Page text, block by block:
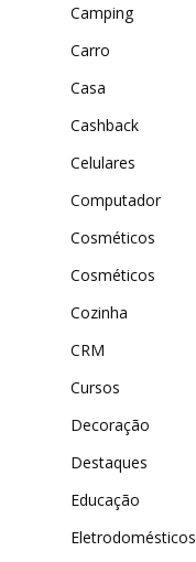
Camping
Carro
Casa
Cashback
Celulares
Computador
Cosméticos
Cosméticos
Cozinha
CRM
Cursos
Decoração
Destaques
Educação
Eletrodomésticos